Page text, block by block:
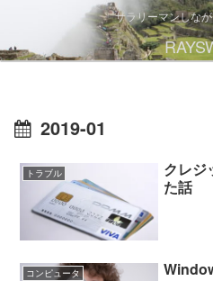
サラリーマンしな
2019-01
トラブル
クレジ
た話
コンピュータ